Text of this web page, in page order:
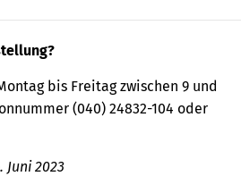
bis Freitag zwischen 9 und
(040) 24832-104 oder
Juni 2023